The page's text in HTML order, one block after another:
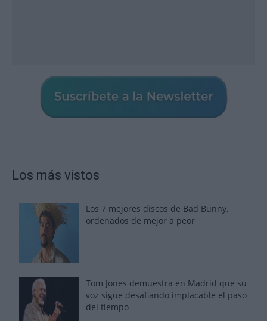
Los más vistos
Los 7 mejores discos de Bad Bunny,
ordenados de mejor a peor
Tom Jones demuestra en Madrid que su
voz sigue desafiando implacable el paso
del tiempo